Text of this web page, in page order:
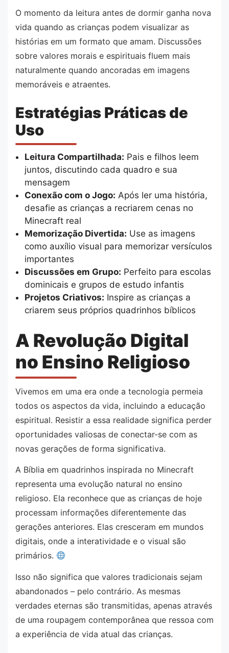
O momento da leitura antes de dormir ganha nova
vida quando as crianças podem visualizar as
histórias em um formato que amam. Discussões
sobre valores morais e espirituais fluem mais
naturalmente quando ancoradas em imagens
memoráveis e atraentes.
Estratégias Práticas de
Uso
Leitura Compartilhada: Pais e filhos leem
juntos, discutindo cada quadro e sua
mensagem
Conexão com o Jogo: Após ler uma história,
desafie as crianças a recriarem cenas no
Minecraft real
Memorização Divertida: Use as imagens
como auxílio visual para memorizar versículos
importantes
Discussões em Grupo: Perfeito para escolas
dominicais e grupos de estudo infantis
Projetos Criativos: Inspire as crianças a
criarem seus próprios quadrinhos bíblicos
A Revolução Digital
no Ensino Religioso
Vivemos em uma era onde a tecnologia permeia
todos os aspectos da vida, incluindo a educação
espiritual. Resistir a essa realidade significa perder
oportunidades valiosas de conectar-se com as
novas gerações de forma significativa.
A Bíblia em quadrinhos inspirada no Minecraft
representa uma evolução natural no ensino
religioso. Ela reconhece que as crianças de hoje
processam informações diferentemente das
gerações anteriores. Elas cresceram em mundos
digitais, onde a interatividade e o visual são
primários.
Isso não significa que valores tradicionais sejam
abandonados – pelo contrário. As mesmas
verdades eternas são transmitidas, apenas através
de uma roupagem contemporânea que ressoa com
a experiência de vida atual das crianças.